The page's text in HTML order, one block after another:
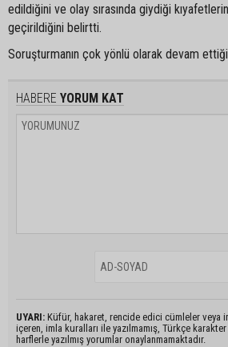
edildiğini ve olay sırasında giydiği
geçirildiğini belirtti.
Soruşturmanın çok yönlü olarak devam
HABERE YORUM KAT
UYARI: Küfür, hakaret, rencide edici cümleler veya
içeren, imla kuralları ile yazılmamış, Türkçe
harflerle yazılmış yorumlar onaylanmamaktadır.